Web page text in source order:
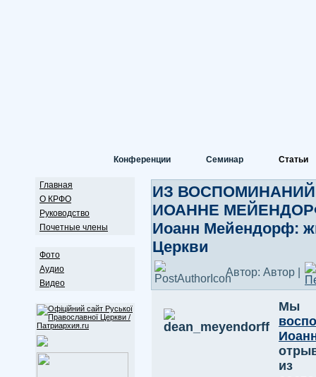
Конференции Семинар Статьи
Главная
О КРФО
Руководство
Почетные члены
Фото
Аудио
Видео
ИЗ
ИОАННЕ
Иоанн Мейендорф:
Церкви
Автор: Автор |
Мы
из